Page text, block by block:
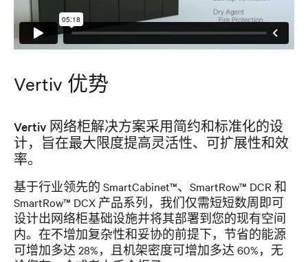
Vertiv 优势
Vertiv 网络柜解决方案采用简约和标准化的设
计，旨在最大限度提高灵活性、可扩展性和效
率。
基于行业领先的 SmartCabinet™、SmartRow™ DCR 和
SmartRow™ DCX 产品系列，我们仅需短短数周即可
设计出网络柜基础设施并将其部署到您的现有空间
内。在不增加复杂性和妥协的前提下，节省的能源
可增加多达 28%，且机架密度可增加多达 60%，无